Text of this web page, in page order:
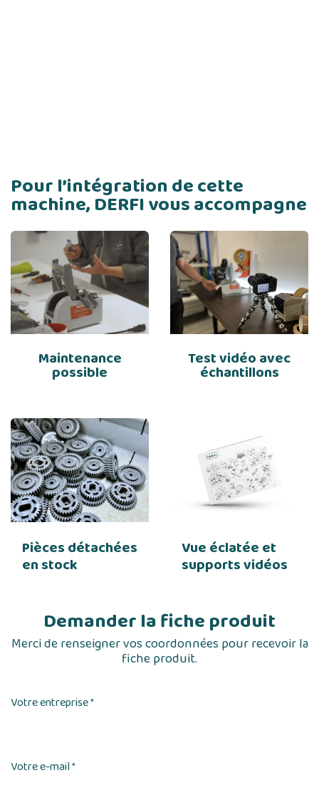
Pour l’intégration de cette
machine, DERFI vous accompagne
Maintenance
possible
Test vidéo avec
échantillons
Pièces détachées
en stock
Vue éclatée et
supports vidéos
Demander la fiche produit
Merci de renseigner vos coordonnées pour recevoir la
fiche produit.
Votre entreprise*
Votre e-mail*